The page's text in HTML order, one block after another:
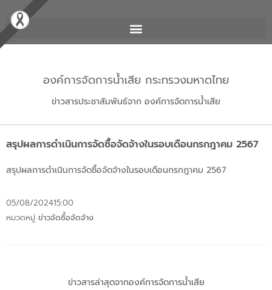
องค์การจัดการน้ำเสีย กระทรวงมหาดไทย
ข่าวสารประชาสัมพันธ์จาก องค์การจัดการน้ำเสีย
สรุปผลการดำเนินการจัดซื้อจัดจ้างในรอบเดือนกรกฎาคม 2567
สรุปผลการดำเนินการจัดซื้อจัดจ้างในรอบเดือนกรกฎาคม 2567
05/08/202415:00
หมวดหมู่ ข่าวจัดซื้อจัดจ้าง
ข่าวสารล่าสุดจากองค์การจัดการน้ำเสีย